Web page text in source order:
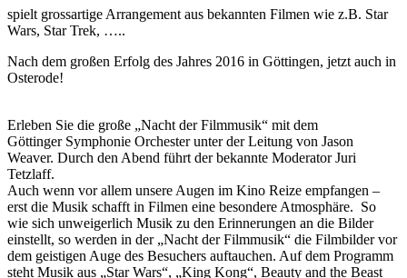
spielt grossartige Arrangement aus bekannten Filmen wie z.B. Star
Wars, Star Trek, …..
Nach dem großen Erfolg des Jahres 2016 in Göttingen, jetzt auch in
Osterode!
Erleben Sie die große „Nacht der Filmmusik“ mit dem
Göttinger Symphonie Orchester unter der Leitung von Jason
Weaver. Durch den Abend führt der bekannte Moderator Juri
Tetzlaff.
Auch wenn vor allem unsere Augen im Kino Reize empfangen –
erst die Musik schafft in Filmen eine besondere Atmosphäre. So
wie sich unweigerlich Musik zu den Erinnerungen an die Bilder
einstellt, so werden in der „Nacht der Filmmusik“ die Filmbilder vor
dem geistigen Auge des Besuchers auftauchen. Auf dem Programm
steht Musik aus „Star Wars“, „King Kong“, Beauty and the Beast